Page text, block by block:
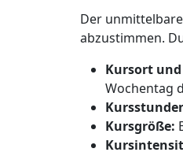
Der
abzustimmen.
Kursort
Wochentag
Kursgröße: